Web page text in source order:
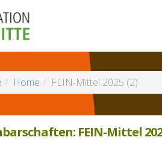
Home FEIN-Mittel 2025 (2)
FEIN-Mittel